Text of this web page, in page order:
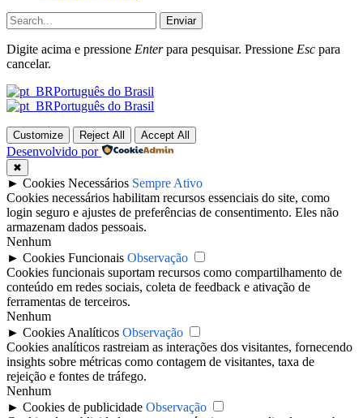
Enviar
Digite acima e pressione Enterpara pesquisar. Pressione Esc para
cancelar.
Português do Brasil
Português do Brasil
Customize Reject All Accept All
Desenvolvido por
✖
► Cookies Necessários Sempre Ativo
Cookies necessários habilitam recursos essenciais do site, como
login seguro e ajustes de preferências de consentimento. Eles não
armazenam dados pessoais.
Nenhum
► Cookies Funcionais Observação
Cookies funcionais suportam recursos como compartilhamento de
conteúdo em redes sociais, coleta de feedback e ativação de
ferramentas de terceiros.
Nenhum
► Cookies Analíticos Observação
Cookies analíticos rastreiam as interações dos visitantes, fornecendo
insights sobre métricas como contagem de visitantes, taxa de
rejeição e fontes de tráfego.
Nenhum
► Cookies de publicidade Observação